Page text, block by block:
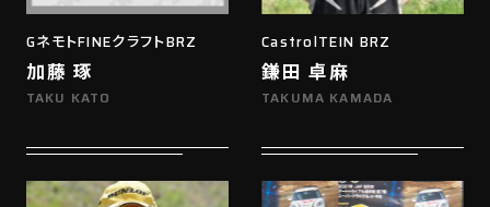
GネモトFINEクラフトBRZ
加藤 琢
TAKU KATO
CastrolTEIN BRZ
鎌田 卓麻
TAKUMA KAMADA